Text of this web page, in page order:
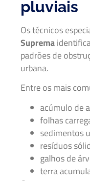
pluviais
Os técnicos
Suprema
padrões de
urbana.
Entre os mais
acúmulo de
folhas
sedimentos
resíduos
galhos de
terra